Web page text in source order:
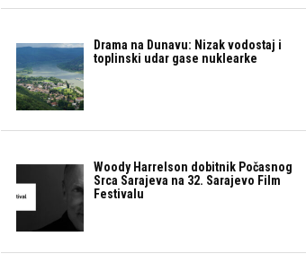
Drama na Dunavu: Nizak vodostaj i
toplinski udar gase nuklearke
Woody Harrelson dobitnik Počasnog
Srca Sarajeva na 32. Sarajevo Film
Festivalu